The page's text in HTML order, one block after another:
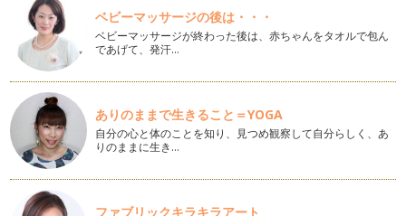
捨てないで！ニンジンの葉のおいしい活用法
さて、これは何の葉でしょうか？ もこもこでふわっと…
自分で育てれば好きになるかな？苦手野菜を育ててみよう！
新緑の美しい季節になりましたね。色々な花が色鮮やかに咲い
て、鳥たちのハミングもあ…
トマトぎらい！ ゼリー部分のグニャが苦手なら。
季節が変わると、お店の野菜売り場も品揃えが変わってきま
す。 一年を通し、中でも品数…
ベビーマッサージの後は・・・
ベビーマッサージが終わった後は、赤ちゃんをタオルで包ん
であげて、発汗…
ありのままで生きること＝YOGA
自分の心と体のことを知り、見つめ観察して自分らしく、あ
りのままに生き…
ファブリックキラキラアート